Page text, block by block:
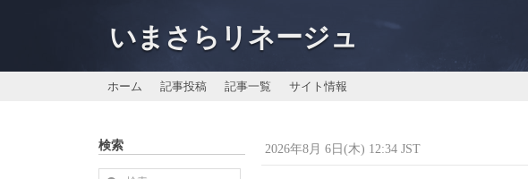
いまさらリネージュ
ホーム 記事投稿 記事一覧 サイト情報
2026年8月 6日(木) 12:34 JST
検索